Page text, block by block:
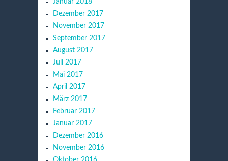
Januar 2018
Dezember 2017
November 2017
September 2017
August 2017
Juli 2017
Mai 2017
April 2017
März 2017
Februar 2017
Januar 2017
Dezember 2016
November 2016